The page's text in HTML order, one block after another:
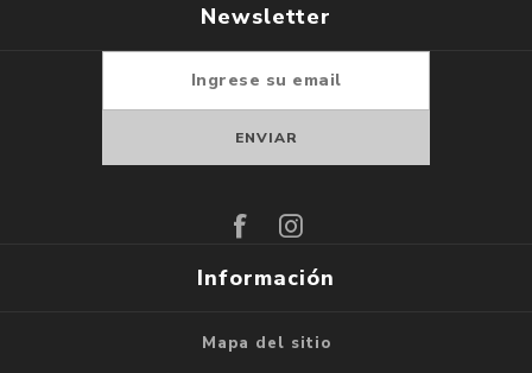
Newsletter
Información
Mapa del sitio